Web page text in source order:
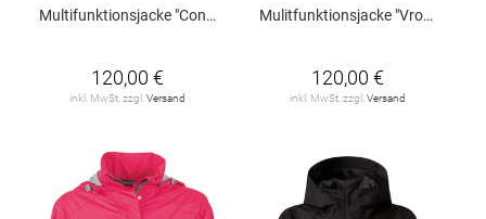
Multifunktionsjacke "Conrad"
120,00 €
inkl. MwSt. zzgl. Versand
Mulitfunktionsjacke "Vroni"
120,00 €
inkl. MwSt. zzgl. Versand